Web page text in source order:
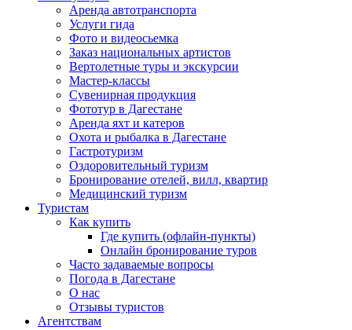
Аренда автотранспорта
Услуги гида
Фото и видеосьемка
Заказ национальных артистов
Вертолетные туры и экскурсии
Мастер-классы
Сувенирная продукция
Фототур в Дагестане
Аренда яхт и катеров
Охота и рыбалка в Дагестане
Гастротуризм
Оздоровительный туризм
Бронирование отелей, вилл, квартир
Медицинский туризм
Туристам
Как купить
Где купить (офлайн-пункты)
Онлайн бронирование туров
Часто задаваемые вопросы
Погода в Дагестане
О нас
Отзывы туристов
Агентствам